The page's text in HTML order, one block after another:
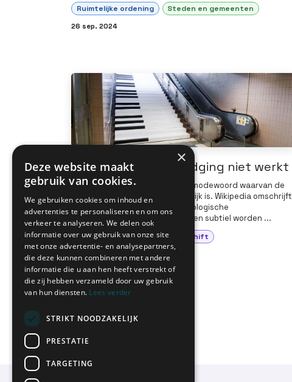
Ruimtelijke ordening Steden en gemeenten
26 sep. 2024
Opinie - Wanneer nudging niet werkt
Nudging is een buzzwoord, een modewoord waarvan de
betekenis niet altijd even duidelijk is. Wikipedia omschrijft
nudging als ‘een gedragspsychologische
motivatietechniek waarbij mensen subtiel worden ...
Mobiliteitsplanning Modal shift
Ruimtelijke ordening
14 mei 2020
×
Deze website maakt
gebruik van cookies.
We gebruiken cookies om inhoud en
advertenties te personaliseren en om ons
verkeer te analyseren. We delen ook
informatie over uw gebruik van onze site
met onze advertentie- en analysepartners,
die deze kunnen combineren met andere
informatie die u aan hen heeft verstrekt of
die zij hebben verzameld door uw gebruik
van hun diensten. Lees verder
STRIKT NOODZAKELIJK
PRESTATIE
TARGETING